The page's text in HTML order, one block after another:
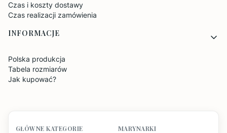
Czas i koszty dostawy
Czas realizacji zamówienia
INFORMACJE
Polska produkcja
Tabela rozmiarów
Jak kupować?
GŁÓWNE KATEGORIE MARYNARKI